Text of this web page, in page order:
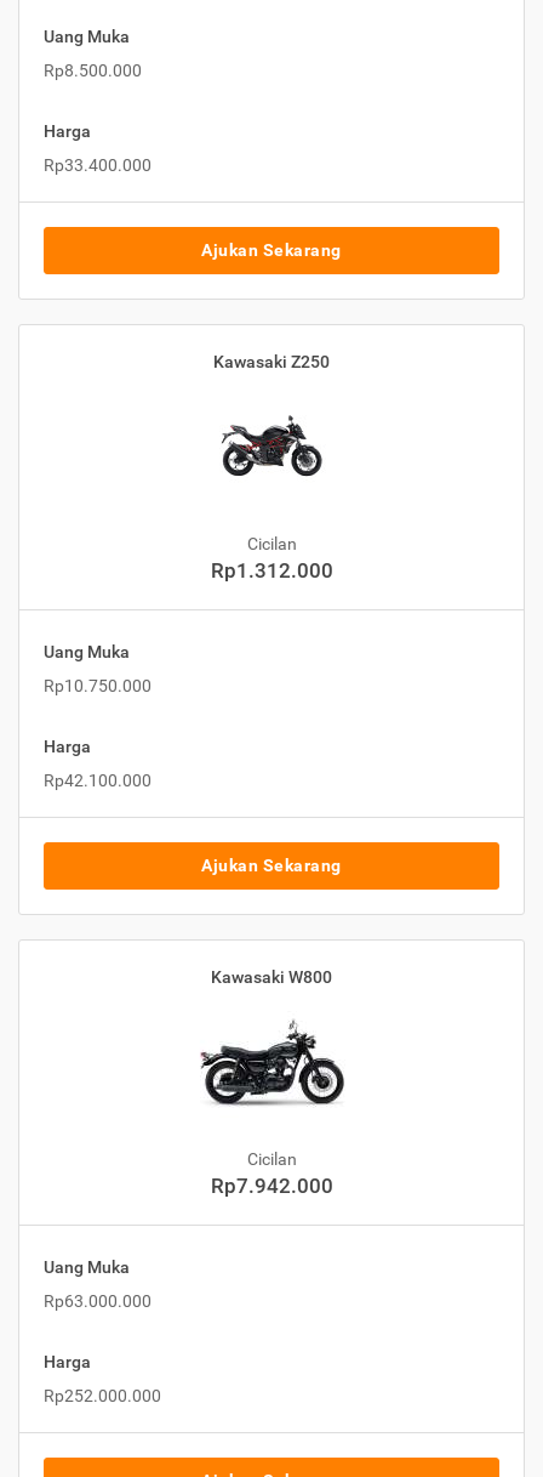
Uang Muka
Rp8.500.000
Harga
Rp33.400.000
Ajukan Sekarang
Kawasaki Z250
Cicilan
Rp1.312.000
Uang Muka
Rp10.750.000
Harga
Rp42.100.000
Ajukan Sekarang
Kawasaki W800
Cicilan
Rp7.942.000
Uang Muka
Rp63.000.000
Harga
Rp252.000.000